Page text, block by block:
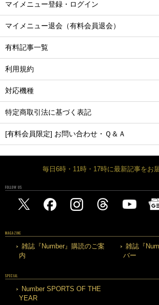
マイメニュー登録・ログイン
マイメニュー退会（有料会員退会）
有料記事一覧
利用規約
対応機種
特定商取引法に基づく表記
[有料会員限定] お問い合わせ・Ｑ＆Ａ
毎日6時・11時・17時に最新記事をお
FOLLOW US
MAGAZINE
雑誌『Number』購読のご案
内
雑誌『
バー
SPECIAL
Number SPORTS OF THE
YEAR